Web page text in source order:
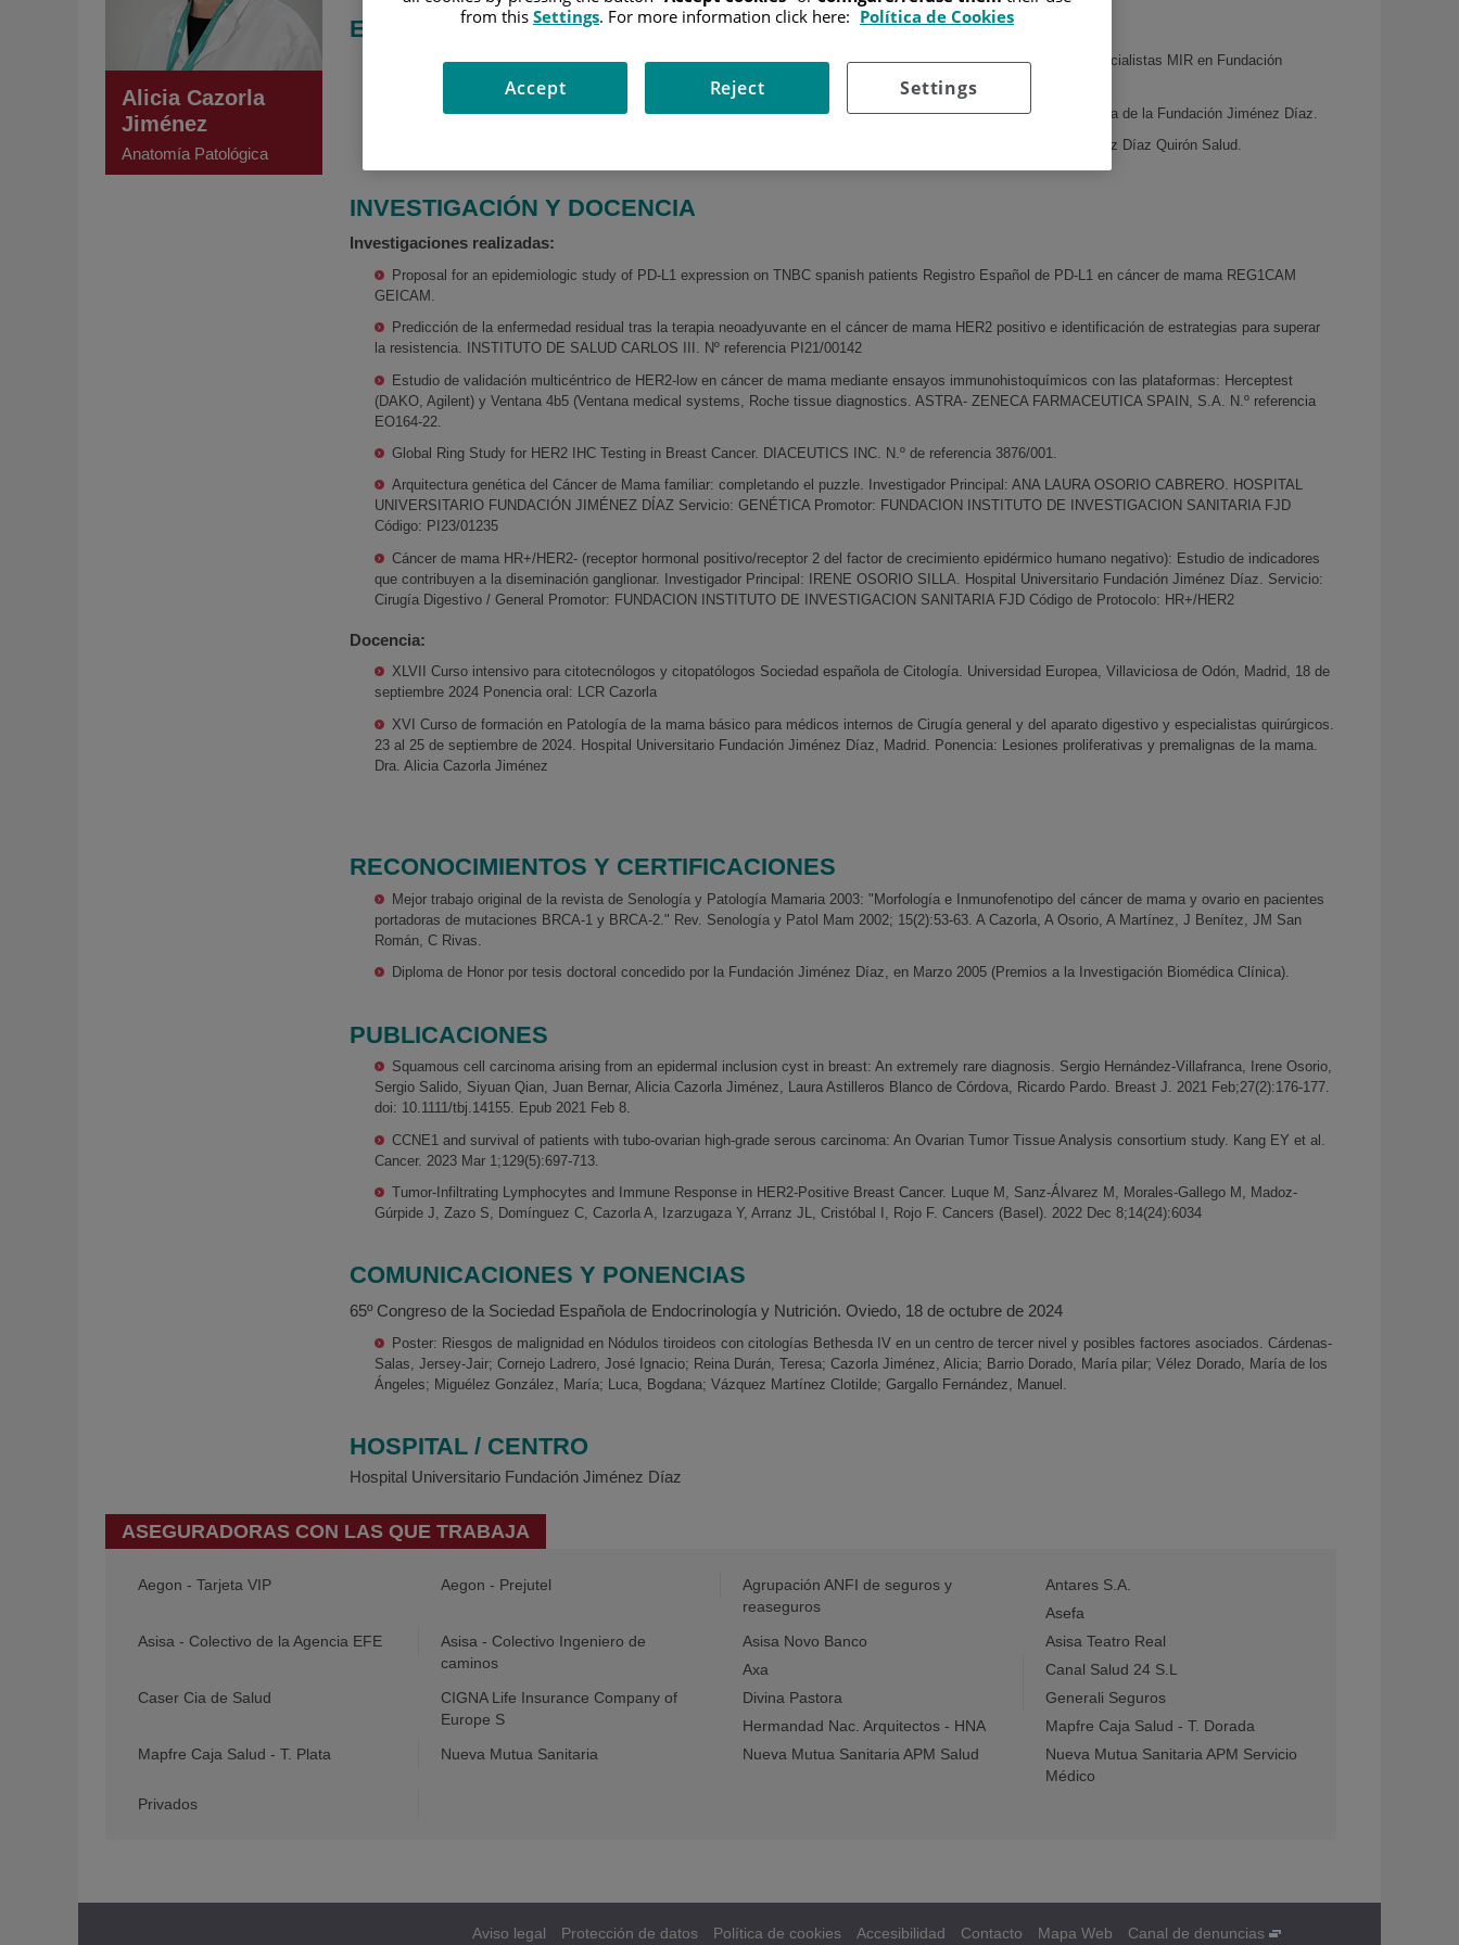
Alicia Cazorla
Jiménez
Anatomía Patológica
EXPERIENCIA
Julio 1999-junio 2003: Residente del Departamento de Anatomía Patológica según programa de formación de especialistas MIR en Fundación
Enero 2004-Diciembre2004: Becaria de Investigación por Fundación Conchita Rábago en Dep. Anatomía Patológica de la Fundación Jiménez Díaz.
Enero de 2005: Médico adjunto especialista en el Departamento de Anatomía Patológica en HU Fundación Jiménez Díaz Quirón Salud.
INVESTIGACIÓN Y DOCENCIA
Investigaciones realizadas:
Proposal for an epidemiologic study of PD-L1 expression on TNBC spanish patients Registro Español de PD-L1 en cáncer de mama REG1CAM
GEICAM.
Predicción de la enfermedad residual tras la terapia neoadyuvante en el cáncer de mama HER2 positivo e identificación de estrategias para superar
la resistencia. INSTITUTO DE SALUD CARLOS III. Nº referencia PI21/00142
Estudio de validación multicéntrico de HER2-low en cáncer de mama mediante ensayos immunohistoquímicos con las plataformas: Herceptest
(DAKO, Agilent) y Ventana 4b5 (Ventana medical systems, Roche tissue diagnostics. ASTRA- ZENECA FARMACEUTICA SPAIN, S.A. N.º referencia
EO164-22.
Global Ring Study for HER2 IHC Testing in Breast Cancer. DIACEUTICS INC. N.º de referencia 3876/001.
Arquitectura genética del Cáncer de Mama familiar: completando el puzzle. Investigador Principal: ANA LAURA OSORIO CABRERO. HOSPITAL
UNIVERSITARIO FUNDACIÓN JIMÉNEZ DÍAZ Servicio: GENÉTICA Promotor: FUNDACION INSTITUTO DE INVESTIGACION SANITARIA FJD
Código: PI23/01235
Cáncer de mama HR+/HER2- (receptor hormonal positivo/receptor 2 del factor de crecimiento epidérmico humano negativo): Estudio de indicadores
que contribuyen a la diseminación ganglionar. Investigador Principal: IRENE OSORIO SILLA. Hospital Universitario Fundación Jiménez Díaz. Servicio:
Cirugía Digestivo / General Promotor: FUNDACION INSTITUTO DE INVESTIGACION SANITARIA FJD Código de Protocolo: HR+/HER2
Docencia:
XLVII Curso intensivo para citotecnólogos y citopatólogos Sociedad española de Citología. Universidad Europea, Villaviciosa de Odón, Madrid, 18 de
septiembre 2024 Ponencia oral: LCR Cazorla
XVI Curso de formación en Patología de la mama básico para médicos internos de Cirugía general y del aparato digestivo y especialistas quirúrgicos.
23 al 25 de septiembre de 2024. Hospital Universitario Fundación Jiménez Díaz, Madrid. Ponencia: Lesiones proliferativas y premalignas de la mama.
Dra. Alicia Cazorla Jiménez
RECONOCIMIENTOS Y CERTIFICACIONES
Mejor trabajo original de la revista de Senología y Patología Mamaria 2003: "Morfología e Inmunofenotipo del cáncer de mama y ovario en pacientes
portadoras de mutaciones BRCA-1 y BRCA-2." Rev. Senología y Patol Mam 2002; 15(2):53-63. A Cazorla, A Osorio, A Martínez, J Benítez, JM San
Román, C Rivas.
Diploma de Honor por tesis doctoral concedido por la Fundación Jiménez Díaz, en Marzo 2005 (Premios a la Investigación Biomédica Clínica).
PUBLICACIONES
Squamous cell carcinoma arising from an epidermal inclusion cyst in breast: An extremely rare diagnosis. Sergio Hernández-Villafranca, Irene Osorio,
Sergio Salido, Siyuan Qian, Juan Bernar, Alicia Cazorla Jiménez, Laura Astilleros Blanco de Córdova, Ricardo Pardo. Breast J. 2021 Feb;27(2):176-177.
doi: 10.1111/tbj.14155. Epub 2021 Feb 8.
CCNE1 and survival of patients with tubo-ovarian high-grade serous carcinoma: An Ovarian Tumor Tissue Analysis consortium study. Kang EY et al.
Cancer. 2023 Mar 1;129(5):697-713.
Tumor-Infiltrating Lymphocytes and Immune Response in HER2-Positive Breast Cancer. Luque M, Sanz-Álvarez M, Morales-Gallego M, Madoz-
Gúrpide J, Zazo S, Domínguez C, Cazorla A, Izarzugaza Y, Arranz JL, Cristóbal I, Rojo F. Cancers (Basel). 2022 Dec 8;14(24):6034
COMUNICACIONES Y PONENCIAS
65º Congreso de la Sociedad Española de Endocrinología y Nutrición. Oviedo, 18 de octubre de 2024
Poster: Riesgos de malignidad en Nódulos tiroideos con citologías Bethesda IV en un centro de tercer nivel y posibles factores asociados. Cárdenas-
Salas, Jersey-Jair; Cornejo Ladrero, José Ignacio; Reina Durán, Teresa; Cazorla Jiménez, Alicia; Barrio Dorado, María pilar; Vélez Dorado, María de los
Ángeles; Miguélez González, María; Luca, Bogdana; Vázquez Martínez Clotilde; Gargallo Fernández, Manuel.
HOSPITAL / CENTRO
Hospital Universitario Fundación Jiménez Díaz
ASEGURADORAS CON LAS QUE TRABAJA
Aegon - Tarjeta VIP Aegon - Prejutel
Agrupación ANFI de seguros y
reaseguros
Antares S.A.
Asefa
Asisa - Colectivo de la Agencia EFE
Asisa - Colectivo Ingeniero de
caminos
Asisa Novo Banco
Asisa Teatro Real
Axa
Canal Salud 24 S.L
Caser Cia de Salud
CIGNA Life Insurance Company of
Europe S
Divina Pastora
Generali Seguros
Hermandad Nac. Arquitectos - HNA
Mapfre Caja Salud - T. Dorada
Mapfre Caja Salud - T. Plata
Nueva Mutua Sanitaria Nueva Mutua Sanitaria APM Salud
Nueva Mutua Sanitaria APM Servicio
Médico
Privados
Aviso legal Protección de datos Política de cookies Accesibilidad Contacto Mapa Web Canal de denuncias
from this Settings. For more information click here: Política de Cookies
Settings
Reject
Accept